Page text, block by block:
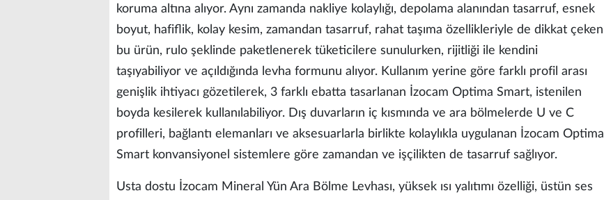
koruma altına alıyor. Aynı zamanda nakliye kolaylığı, depolama alanından tasarruf, esnek
boyut, hafiflik, kolay kesim, zamandan tasarruf, rahat taşıma özellikleriyle de dikkat çeken
bu ürün, rulo şeklinde paketlenerek tüketicilere sunulurken, rijitliği ile kendini
taşıyabiliyor ve açıldığında levha formunu alıyor. Kullanım yerine göre farklı profil arası
genişlik ihtiyacı gözetilerek, 3 farklı ebatta tasarlanan İzocam Optima Smart, istenilen
boyda kesilerek kullanılabiliyor. Dış duvarların iç kısmında ve ara bölmelerde U ve C
profilleri, bağlantı elemanları ve aksesuarlarla birlikte kolaylıkla uygulanan İzocam Optima
Smart konvansiyonel sistemlere göre zamandan ve işçilikten de tasarruf sağlıyor.
Usta dostu İzocam Mineral Yün Ara Bölme Levhası, yüksek ısı yalıtımı özelliği, üstün ses